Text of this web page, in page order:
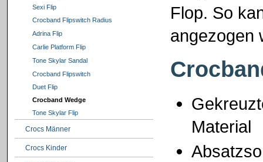
Sexi Flip
Crocband Flipswitch Radius
Adrina Flip
Carlie Platform Flip
Tone Skylar Sandal
Crocband Flipswitch
Duet Flip
Crocband Wedge
Tone Skylar Flip
Crocs Männer
Crocs Kinder
Flop. So
angezogen
Material